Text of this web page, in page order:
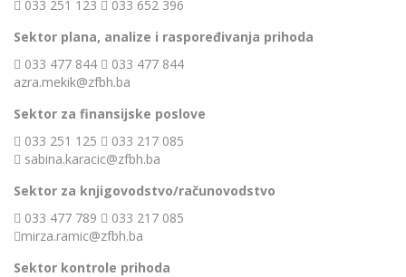
033 251 123
033 652 396
Sektor plana, analize i raspoređivanja prihoda
033 477 844
033 477 844
azra.mekik@zfbh.ba
Sektor za finansijske poslove
033 251 125
033 217 085
sabina.karacic@zfbh.ba
Sektor za knjigovodstvo/računovodstvo
033 477 789
033 217 085
mirza.ramic@zfbh.ba
Sektor kontrole prihoda